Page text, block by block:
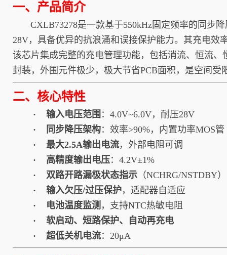
一、产品简介
CXLB73278是一款基于550kHz固定频率的同步降
28V，具备优异的抗浪涌和误接保护能力。其充电效
该芯片集成完整的充电管理功能，包括消流、恒流
封装，外围元件极少，极大节省PCB面积，是空间受
二、核心特性
· 输入电压范围 ：4.0V~6.0V，耐压28V
· 同步降压架构：效率>90%，内置功率MOS管
· 最大2.5A输出电流，外部电阻可调
· 高精度输出电压：4.2V±1%
· 双路开路漏极状态指示 （NCHRG/NSTDBY）
· 输入欠压/过压保护，适配器自适应
· 电池温度监测 ，支持NTC热敏电阻
· 软启动、短路保护、自动再充电
· 超低关机电流：20μA